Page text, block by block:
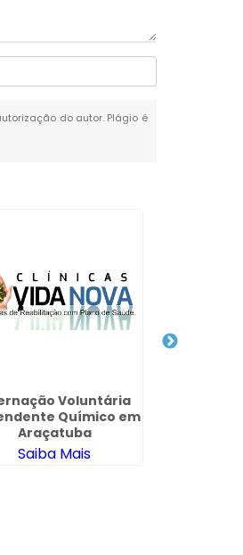
do autor. Plágio é
Voluntária
Químico em
Araçatuba
Saiba Mais